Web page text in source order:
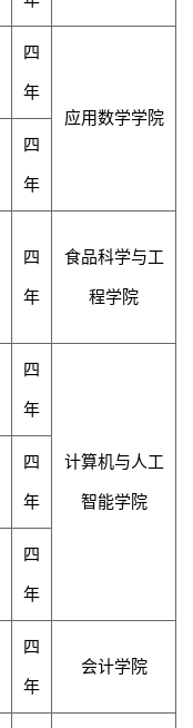
四
年
应用数学学院
四
年
四
年
食品科学与工
程学院
四
年
计算机与人工
智能学院
四
年
四
年
四
年
会计学院